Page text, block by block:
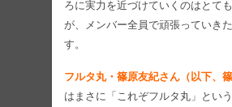
ろに実力を近づけていくのはとて
が、メンバー全員で頑張っていき
す。
フルタ丸・篠原友紀さん（以下、篠
はまさに「これぞフルタ丸」とい